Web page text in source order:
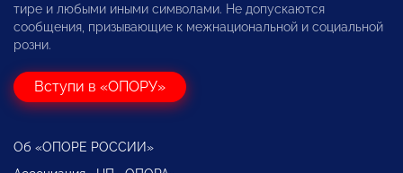
тире и любыми иными символами. Не допускаются
сообщения, призывающие к межнациональной и социальной
розни.
Вступи в «ОПОРУ»
Об «ОПОРЕ РОССИИ»